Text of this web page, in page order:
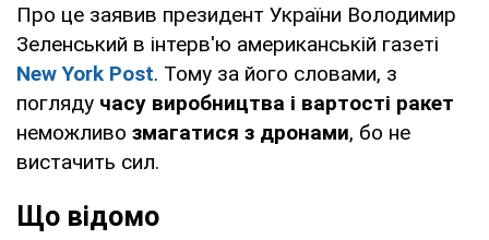
Про це заявив президент України Володимир
Зеленський в інтерв'ю американській газеті
New York Post. Тому за його словами, з
погляду часу виробництва і вартості ракет
неможливо змагатися з дронами, бо не
вистачить сил.
Що відомо